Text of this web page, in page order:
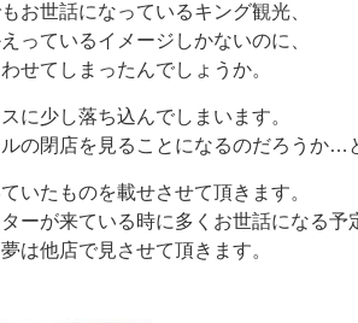
お世話になっているキング観光、
っているイメージしかないのに、
せてしまったんでしょうか。
に少し落ち込んでしまいます。
の閉店を見ることになるのだろうか…
いたものを載せさせて頂きます。
ーが来ている時に多くお世話になる予
は他店で見させて頂きます。